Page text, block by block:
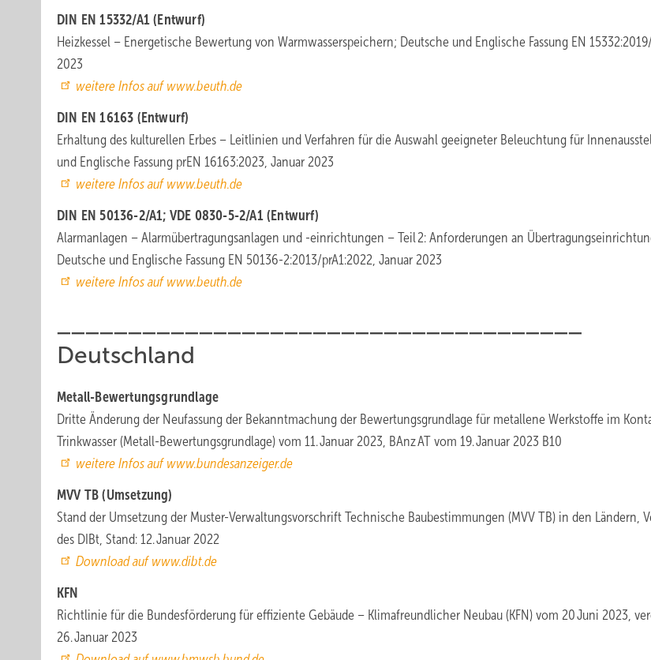
DIN EN 15332/A1 (Entwurf)
Heizkessel – Energetische Bewertung von Warmwasserspeichern; Deutsche und Englische Fassung EN
2023
weitere Infos auf www.beuth.de
DIN EN 16163 (Entwurf)
Erhaltung des kulturellen Erbes – Leitlinien und Verfahren für die Auswahl geeigneter Beleuchtung für
und Englische Fassung prEN 16163:2023, Januar 2023
weitere Infos auf www.beuth.de
DIN EN 50136-2/A1; VDE 0830-5-2/A1 (Entwurf)
Alarmanlagen – Alarmübertragungsanlagen und -einrichtungen – Teil 2: Anforderungen an
Deutsche und Englische Fassung EN 50136-2:2013/prA1:2022, Januar 2023
weitere Infos auf www.beuth.de
Deutschland
Metall-Bewertungsgrundlage
Dritte Änderung der Neufassung der Bekanntmachung der Bewertungsgrundlage für metallene Werkstoffe im
Trinkwasser (Metall-Bewertungsgrundlage) vom 11. Januar 2023, BAnz AT vom 19. Januar 2023 B10
weitere Infos auf www.bundesanzeiger.de
MVV TB (Umsetzung)
Stand der Umsetzung der Muster-Verwaltungsvorschrift Technische Baubestimmungen (MVV TB) in den Ländern,
des DIBt, Stand: 12. Januar 2022
Download auf www.dibt.de
KFN
Richtlinie für die Bundesförderung für effiziente Gebäude – Klimafreundlicher Neubau (KFN) vom 20 Juni 2023,
26. Januar 2023